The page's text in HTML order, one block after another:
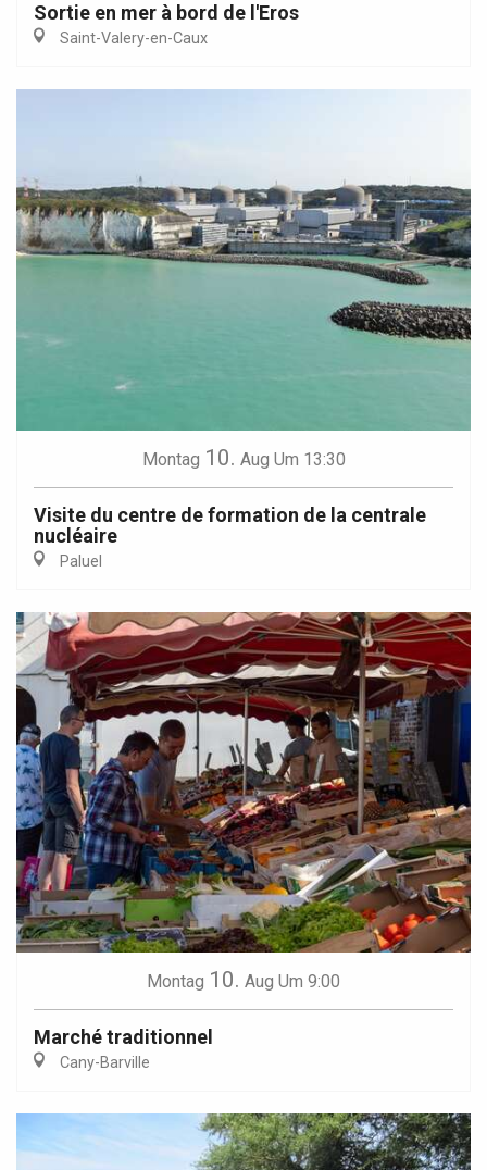
Sortie en mer à bord de l'Eros
Saint-Valery-en-Caux
Montag 10. Aug Um 13:30
Visite du centre de formation de la centrale
nucléaire
Paluel
Montag 10. Aug Um 9:00
Marché traditionnel
Cany-Barville